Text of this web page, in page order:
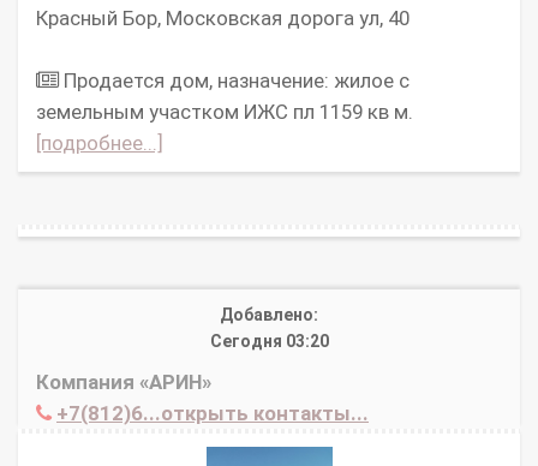
Красный Бор, Московская дорога ул, 40
Продается дом, назначение: жилое с
земельным участком ИЖС пл 1159 кв м.
[подробнее...]
Добавлено:
Сегодня 03:20
Компания «АРИН»
+7(812)6...открыть контакты...